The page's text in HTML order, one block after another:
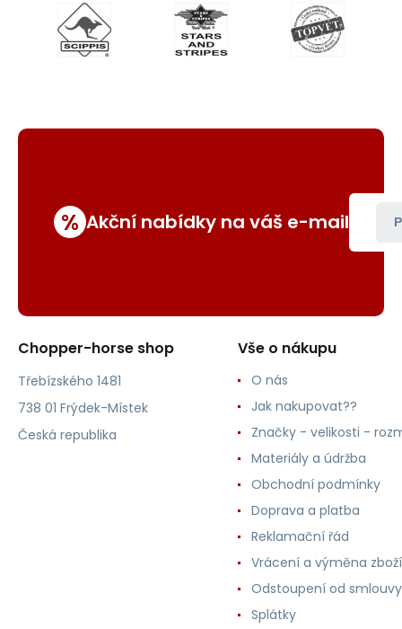
% Akční nabídky na váš e-mail
Chopper-horse shop
Třebízského 1481
738 01 Frýdek-Místek
Česká republika
Vše o nákupu
O nás
Jak nakupovat??
Značky - velikosti -
Materiály a údržba
Obchodní podmínky
Doprava a platba
Reklamační řád
Vrácení a výměna zboží
Odstoupení od smlouvy
Splátky